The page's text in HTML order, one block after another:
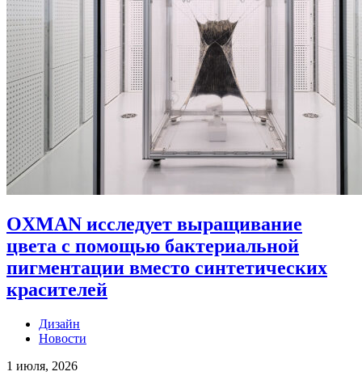
OXMAN исследует выращивание
цвета с помощью бактериальной
пигментации вместо синтетических
красителей
Дизайн
Новости
1 июля, 2026